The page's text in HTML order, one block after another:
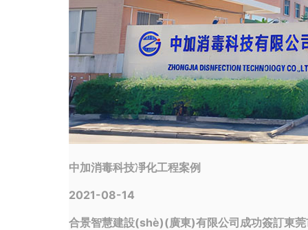
中加消毒科技凈化工程案例
2021-08-14
合景智慧建設(shè)(廣東)有限公司成功簽訂東